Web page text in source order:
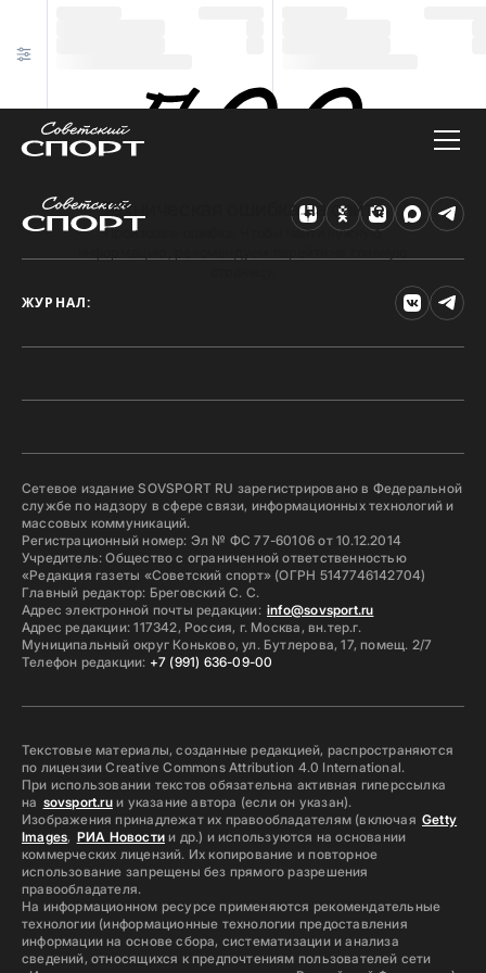
Техническая ошибка на сайте
Произошла ошибка. Чтобы найти нужную
ЖУРНАЛ:
Сетевое издание SOVSPORT RU зарегистрировано в Федеральной
службе по надзору в сфере связи, информационных технологий и
массовых коммуникаций.
Регистрационный номер: Эл № ФС 77-60106 от 10.12.2014
Учредитель: Общество с ограниченной ответственностью
«Редакция газеты «Советский спорт» (ОГРН 5147746142704)
Главный редактор: Бреговский С. С.
Адрес электронной почты редакции: info@sovsport.ru
Адрес редакции: 117342, Россия, г. Москва, вн.тер.г.
Муниципальный округ Коньково, ул. Бутлерова, 17, помещ. 2/7
Телефон редакции: +7 (991) 636-09-00
Текстовые материалы, созданные редакцией, распространяются
по лицензии Creative Commons Attribution 4.0 International.
При использовании текстов обязательна активная гиперссылка
на sovsport.ruи указание автора (если он указан).
Изображения принадлежат их правообладателям (включая Getty
Images, РИА Новостии др.) и используются на основании
коммерческих лицензий. Их копирование и повторное
использование запрещены без прямого разрешения
правообладателя.
На информационном ресурсе применяются рекомендательные
технологии (информационные технологии предоставления
информации на основе сбора, систематизации и анализа
сведений, относящихся к предпочтениям пользователей сети